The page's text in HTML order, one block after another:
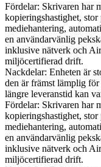
Fördelar: Skrivaren har
kopieringshastighet,
mediehantering,
en användarvänlig
inklusive nätverk och
miljöcertifierad drift.
Nackdelar: Enheten är
den är främst lämplig
längre leveranstid kan
Fördelar: Skrivaren har
kopieringshastighet,
mediehantering,
en användarvänlig
inklusive nätverk och
miljöcertifierad drift.